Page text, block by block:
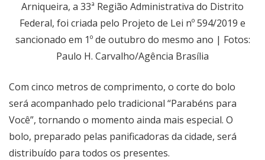
Arniqueira, a 33ª Região Administrativa do Distrito
Federal, foi criada pelo Projeto de Lei nº 594/2019 e
sancionado em 1º de outubro do mesmo ano | Fotos:
Paulo H. Carvalho/Agência Brasília
Com cinco metros de comprimento, o corte do bolo
será acompanhado pelo tradicional “Parabéns para
Você”, tornando o momento ainda mais especial. O
bolo, preparado pelas panificadoras da cidade, será
distribuído para todos os presentes.